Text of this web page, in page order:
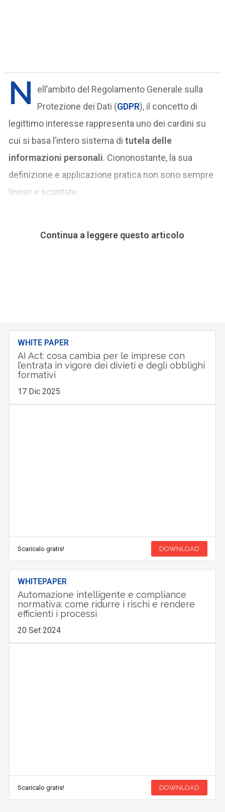
N
ell’ambito del Regolamento Generale sulla
Protezione dei Dati (GDPR), il concetto di
legittimo interesse rappresenta uno dei cardini su
cui si basa l’intero sistema ditutela delle
informazioni personali. Ciononostante, la sua
definizione e applicazione pratica non sono sempre
lineari e scontate.
Continua a leggere questo articolo
WHITE PAPER
AI Act: cosa cambia per le imprese con
l’entrata in vigore dei divieti e degli obblighi
formativi
17 Dic 2025
Scaricalo gratis! DOWNLOAD
WHITEPAPER
Automazione intelligente e compliance
normativa: come ridurre i rischi e rendere
efficienti i processi
20 Set 2024
Scaricalo gratis! DOWNLOAD